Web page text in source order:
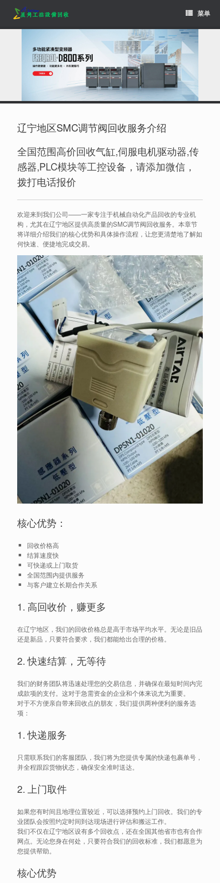
content
菜单
辽宁地区SMC调节阀回收服务介绍
全国范围高价回收气缸,伺服电机驱动器,传
感器,PLC模块等工控设备，请添加微信，
拨打电话报价
欢迎来到我们公司——一家专注于机械自动化产品回收的专业机
构，尤其在辽宁地区提供高质量的SMC调节阀回收服务。本章节
将详细介绍我们的核心优势和具体操作流程，让您更清楚地了解如
何快速、便捷地完成交易。
核心优势：
回收价格高
结算速度快
可快递或上门取货
全国范围内提供服务
与客户建立长期合作关系
1. 高回收价，赚更多
在辽宁地区，我们的回收价格总是高于市场平均水平。无论是旧品
还是新品，只要符合要求，我们都能给出合理的价格。
2. 快速结算，无等待
我们的财务团队将迅速处理您的交易信息，并确保在最短时间内完
成款项的支付。这对于急需资金的企业和个体来说尤为重要。
对于不方便亲自带来回收点的朋友，我们提供两种便利的服务选
项：
1. 快递服务
只需联系我们的客服团队，我们将为您提供专属的快递包裹单号，
并全程跟踪货物状态，确保安全准时送达。
2. 上门取件
如果您有时间且地理位置较近，可以选择预约上门回收。我们的专
业团队会按照约定时间到达现场进行评估和搬运工作。
我们不仅在辽宁地区设有多个回收点，还在全国其他省市也有合作
网点。无论您身在何处，只要符合我们的回收标准，我们都愿意为
您提供帮助。
核心优势